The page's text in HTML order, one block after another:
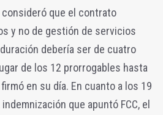
consideró que el contrato
y no de gestión de servicios
debería ser de cuatro
de los 12 prorrogables hasta
en su día. En cuanto a los 19
que apuntó FCC, el